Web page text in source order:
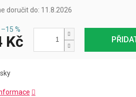
doručit do: 11.8.2026
–15 %
Kč